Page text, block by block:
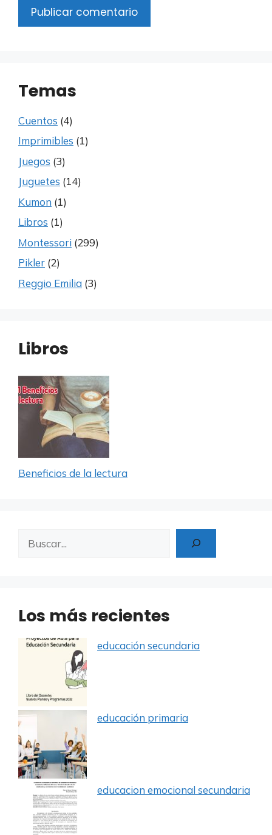
Temas
Cuentos (4)
Imprimibles (1)
Juegos (3)
Juguetes (14)
Kumon (1)
Libros (1)
Montessori (299)
Pikler (2)
Reggio Emilia (3)
Libros
Beneficios de la lectura
Los más recientes
educación secundaria
educación primaria
educacion emocional secundaria